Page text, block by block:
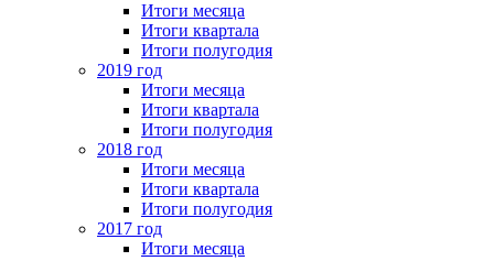
Итоги месяца
Итоги квартала
Итоги полугодия
2019 год
Итоги месяца
Итоги квартала
Итоги полугодия
2018 год
Итоги месяца
Итоги квартала
Итоги полугодия
2017 год
Итоги месяца